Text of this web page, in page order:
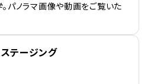
パノラマ画像や動画をご覧いた
テージング